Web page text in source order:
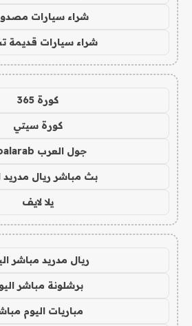
شراء سيارات
شراء سيارات قديمة
كورة 365
كورة سيتي
جول العرب goalarab
بث مباشر ريال مدريد
يلا لايف
ريال مدريد مباشر
برشلونة مباشر
مباريات اليوم